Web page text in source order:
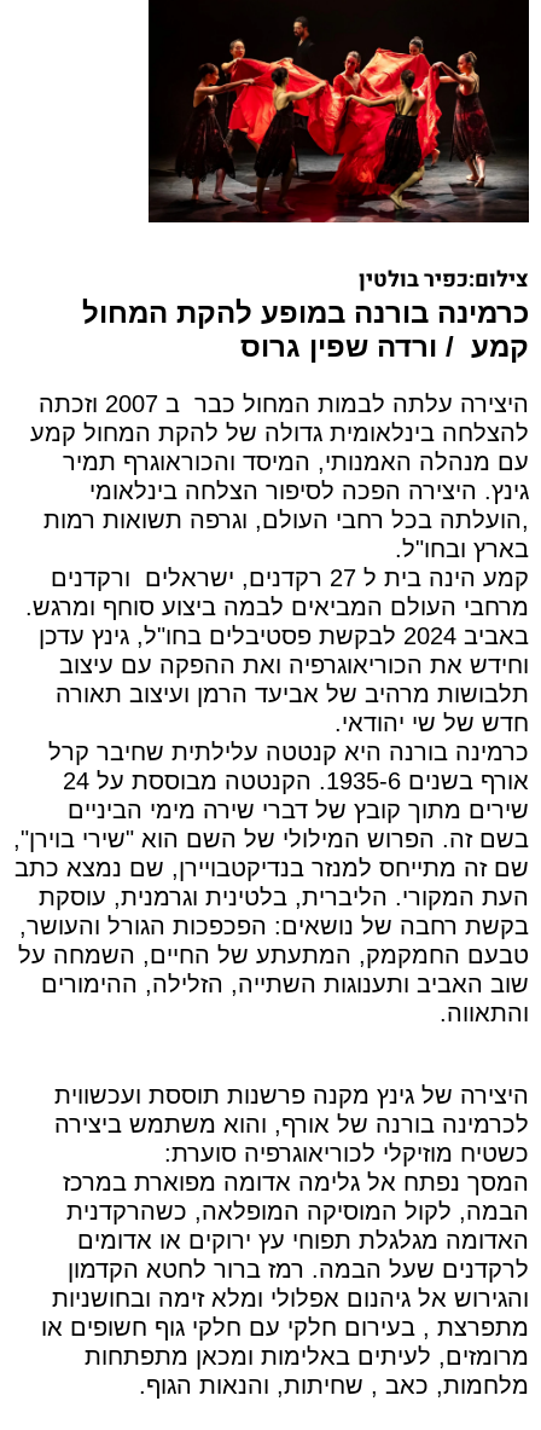
צילום:כפיר בולטין
כרמינה בורנה במופע להקת המחול
קמע / ורדה שפין גרוס
היצירה עלתה לבמות המחול כבר
ב 2007 וזכתה
להצלחה בינלאומית גדולה של להקת המחול קמע
עם מנהלה האמנותי, המיסד והכוראוגרף תמיר
גינץ. היצירה הפכה לסיפור הצלחה בינלאומי
,הועלתה בכל רחבי העולם, וגרפה תשואות רמות
בארץ ובחו"ל.
קמע הינה בית ל 27 רקדנים, ישראלים
ורקדנים
מרחבי העולם המביאים לבמה ביצוע סוחף ומרגש.
באביב 2024 לבקשת פסטיבלים בחו"ל, גינץ עדכן
וחידש את הכוריאוגרפיה ואת ההפקה עם עיצוב
תלבושות מרהיב של אביעד הרמן ועיצוב תאורה
חדש של שי יהודאי.
כרמינה בורנה היא קנטטה עלילתית שחיבר קרל
אורף בשנים 1935-6. הקנטטה מבוססת על 24
שירים מתוך קובץ של דברי שירה מימי הביניים
בשם זה. הפרוש המילולי של השם הוא "שירי בוירן",
שם זה מתייחס למנזר בנדיקטבויירן, שם נמצא כתב
העת המקורי. הליברית, בלטינית וגרמנית, עוסקת
בקשת רחבה של נושאים: הפכפכות הגורל והעושר,
טבעם החמקמק, המתעתע של החיים, השמחה על
שוב האביב ותענוגות השתייה, הזלילה, ההימורים
והתאווה.
היצירה של גינץ מקנה פרשנות תוססת ועכשווית
לכרמינה בורנה של אורף, והוא משתמש ביצירה
כשטיח מוזיקלי לכוריאוגרפיה סוערת:
המסך נפתח אל גלימה אדומה מפוארת במרכז
הבמה, לקול המוסיקה המופלאה, כשהרקדנית
האדומה מגלגלת תפוחי עץ ירוקים או אדומים
לרקדנים שעל הבמה. רמז ברור לחטא הקדמון
והגירוש אל גיהנום אפלולי ומלא זימה ובחושניות
מתפרצת , בעירום חלקי עם חלקי גוף חשופים או
מרומזים, לעיתים באלימות ומכאן מתפתחות
מלחמות, כאב , שחיתות, והנאות הגוף.